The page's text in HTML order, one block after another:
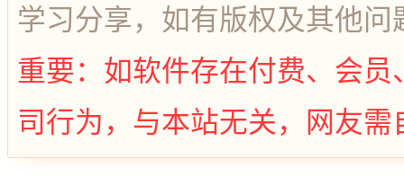
学习分享，如有版权及其他
重要：如软件存在付费、会
司行为，与本站无关，网友需